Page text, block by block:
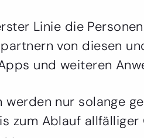
Linie die
von diesen
und weiteren
werden nur solange
zum Ablauf